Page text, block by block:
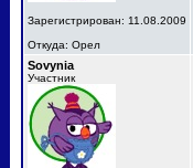
Зарегистрирован: 11.08.2009
Откуда: Орел
Sovynia
Участник